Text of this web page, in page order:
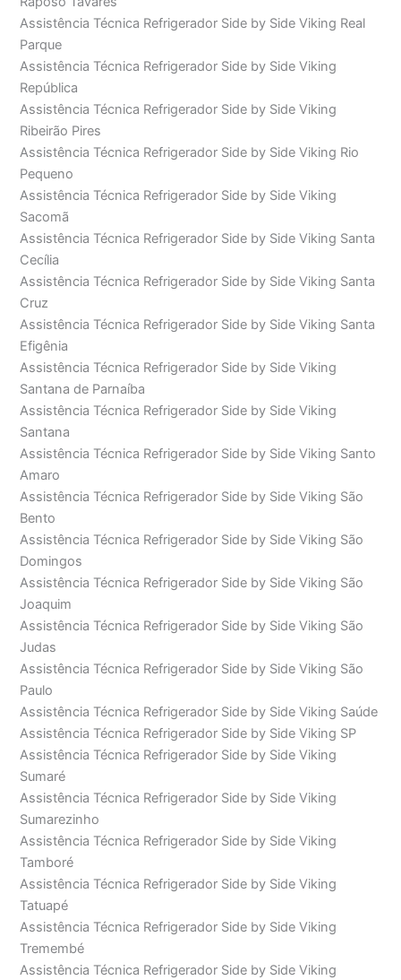
Assistência Técnica Refrigerador Side by Side Viking Real
Parque
Assistência Técnica Refrigerador Side by Side Viking
República
Assistência Técnica Refrigerador Side by Side Viking
Ribeirão Pires
Assistência Técnica Refrigerador Side by Side Viking Rio
Pequeno
Assistência Técnica Refrigerador Side by Side Viking
Sacomã
Assistência Técnica Refrigerador Side by Side Viking Santa
Cecília
Assistência Técnica Refrigerador Side by Side Viking Santa
Cruz
Assistência Técnica Refrigerador Side by Side Viking Santa
Efigênia
Assistência Técnica Refrigerador Side by Side Viking
Santana de Parnaíba
Assistência Técnica Refrigerador Side by Side Viking
Santana
Assistência Técnica Refrigerador Side by Side Viking Santo
Amaro
Assistência Técnica Refrigerador Side by Side Viking São
Bento
Assistência Técnica Refrigerador Side by Side Viking São
Domingos
Assistência Técnica Refrigerador Side by Side Viking São
Joaquim
Assistência Técnica Refrigerador Side by Side Viking São
Judas
Assistência Técnica Refrigerador Side by Side Viking São
Paulo
Assistência Técnica Refrigerador Side by Side Viking Saúde
Assistência Técnica Refrigerador Side by Side Viking SP
Assistência Técnica Refrigerador Side by Side Viking
Sumaré
Assistência Técnica Refrigerador Side by Side Viking
Sumarezinho
Assistência Técnica Refrigerador Side by Side Viking
Tamboré
Assistência Técnica Refrigerador Side by Side Viking
Tatuapé
Assistência Técnica Refrigerador Side by Side Viking
Tremembé
Assistência Técnica Refrigerador Side by Side Viking